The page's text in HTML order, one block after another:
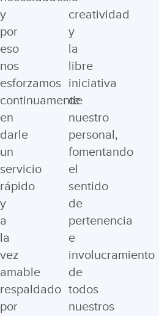
y
por
eso
nos
esforzamos
continuamente
en
darle
un
servicio
rápido
y
a
la
vez
amable
respaldado
por
creatividad
y
la
libre
iniciativa
de
nuestro
personal,
fomentando
el
sentido
de
pertenencia
e
involucramiento
de
todos
nuestros